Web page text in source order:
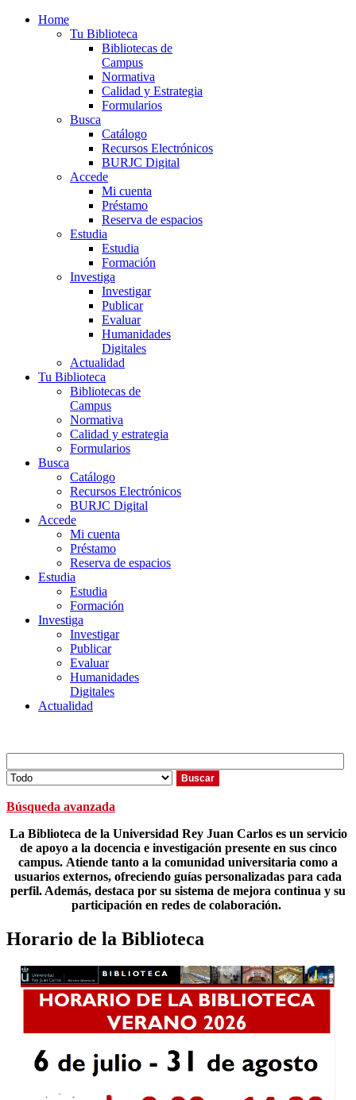
Home
Tu Biblioteca
Bibliotecas de
Campus
Normativa
Calidad y Estrategia
Formularios
Busca
Catálogo
Recursos Electrónicos
BURJC Digital
Accede
Mi cuenta
Préstamo
Reserva de espacios
Estudia
Estudia
Formación
Investiga
Investigar
Publicar
Evaluar
Humanidades
Digitales
Actualidad
Tu Biblioteca
Bibliotecas de
Campus
Normativa
Calidad y estrategia
Formularios
Busca
Catálogo
Recursos Electrónicos
BURJC Digital
Accede
Mi cuenta
Préstamo
Reserva de espacios
Estudia
Estudia
Formación
Investiga
Investigar
Publicar
Evaluar
Humanidades
Digitales
Actualidad
Búsqueda avanzada
La Biblioteca de la Universidad Rey Juan Carlos es un servicio
de apoyo a la docencia e investigación presente en sus cinco
campus. Atiende tanto a la comunidad universitaria como a
usuarios externos, ofreciendo guías personalizadas para cada
perfil. Además, destaca por su sistema de mejora continua y su
participación en redes de colaboración.
Horario de la Biblioteca